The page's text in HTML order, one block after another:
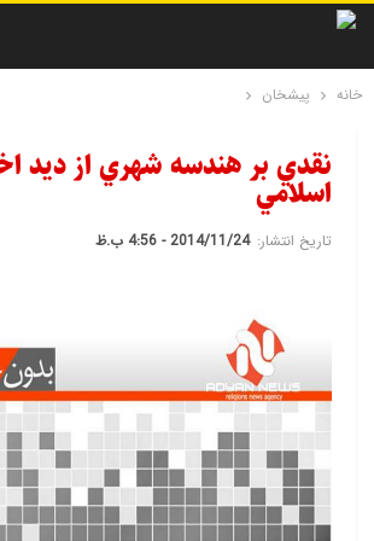
خانه پیشخان
نقدي بر هندسه شهري از ديد
اسلامي
تاریخ انتشار: 2014/11/24 - 4:56 ب.ظ